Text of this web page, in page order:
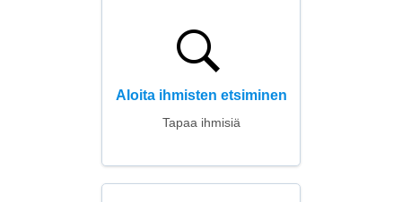
Aloita ihmisten etsiminen
Tapaa ihmisiä